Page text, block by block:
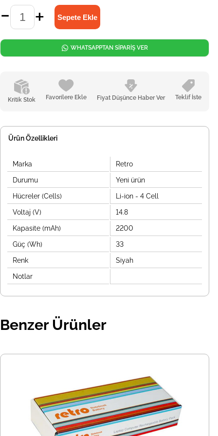
Kritik Stok Favorilere Ekle Fiyat Düşünce Haber Ver Teklif İste
WHATSAPPTAN SİPARİŞ VER
Ürün Özellikleri
Marka Retro
Durumu Yeni ürün
Hücreler (Cells) Li-ion - 4 Cell
Voltaj (V) 14.8
Kapasite (mAh) 2200
Güç (Wh) 33
Renk Siyah
Notlar
Benzer Ürünler